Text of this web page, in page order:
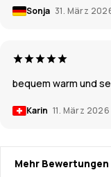
Sonja 31. März
bequem warm und
Karin 11. März 2026
Mehr Bewertungen